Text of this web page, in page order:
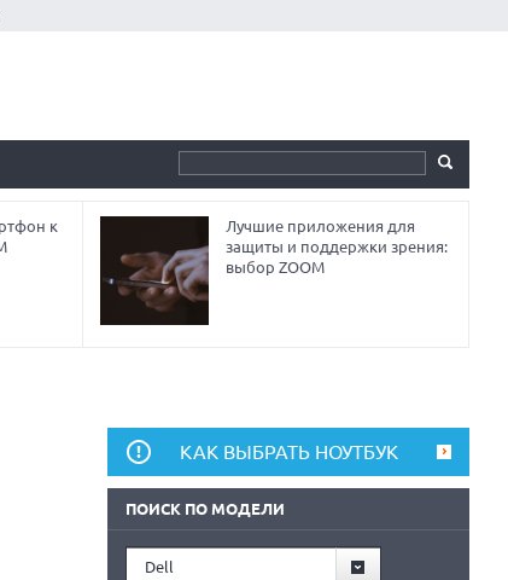
к
Лучшие приложения для
защиты и поддержки зрения:
выбор ZOOM
КАК ВЫБРАТЬ НОУТБУК
ПОИСК ПО МОДЕЛИ
Dell